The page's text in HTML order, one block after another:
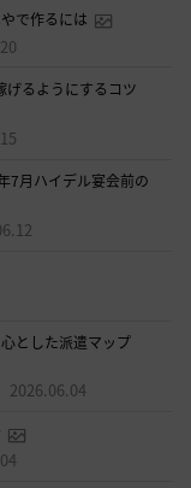
で作るには
げるようにするコツ
7月ハイデル宴会前の
とした派遣マップ
2026.06.04